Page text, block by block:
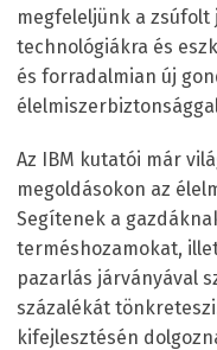
megfeleljünk a zsúfolt
technológiákra és
és forradalmian új
Az IBM kutatói már
megoldásokon az
Segítenek a
terméshozamokat,
pazarlás járványával
százalékát
kifejlesztésén